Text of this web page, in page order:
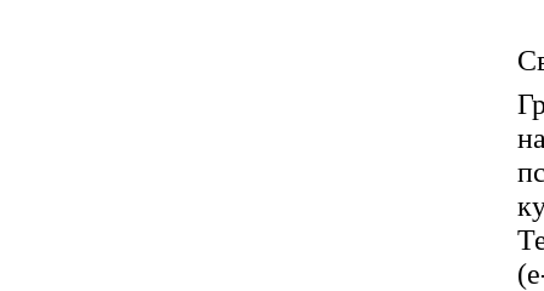
н